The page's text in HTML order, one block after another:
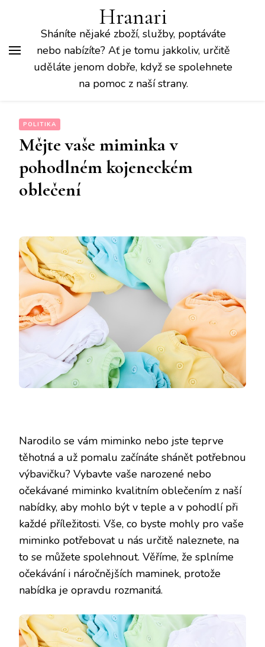
Hranari
Sháníte nějaké zboží, služby, poptáváte
nebo nabízíte? Ať je tomu jakkoliv, určitě
uděláte jenom dobře, když se spolehnete
na pomoc z naší strany.
POLITIKA
Mějte vaše miminka v
pohodlném kojeneckém
oblečení
Narodilo se vám miminko nebo jste teprve
těhotná a už pomalu začínáte shánět potřebnou
výbavičku? Vybavte vaše narozené nebo
očekávané miminko kvalitním oblečením z naší
nabídky, aby mohlo být v teple a v pohodlí při
každé příležitosti. Vše, co byste mohly pro vaše
miminko potřebovat u nás určitě naleznete, na
to se můžete spolehnout. Věříme, že splníme
očekávání i náročnějších maminek, protože
nabídka je opravdu rozmanitá.